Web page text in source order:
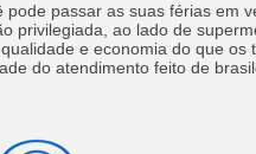
pode passar as suas férias em
privilegiada, ao lado de
e economia do que
do atendimento feito de